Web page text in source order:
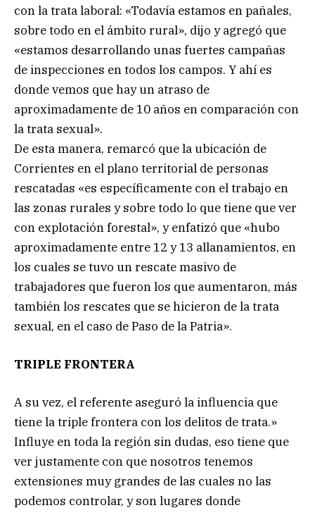
con la trata laboral: «Todavía estamos en pañales,
sobre todo en el ámbito rural», dijo y agregó que
«estamos desarrollando unas fuertes campañas
de inspecciones en todos los campos. Y ahí es
donde vemos que hay un atraso de
aproximadamente de 10 años en comparación con
la trata sexual».
De esta manera, remarcó que la ubicación de
Corrientes en el plano territorial de personas
rescatadas «es específicamente con el trabajo en
las zonas rurales y sobre todo lo que tiene que ver
con explotación forestal», y enfatizó que «hubo
aproximadamente entre 12 y 13 allanamientos, en
los cuales se tuvo un rescate masivo de
trabajadores que fueron los que aumentaron, más
también los rescates que se hicieron de la trata
sexual, en el caso de Paso de la Patria».
TRIPLE FRONTERA
A su vez, el referente aseguró la influencia que
tiene la triple frontera con los delitos de trata.»
Influye en toda la región sin dudas, eso tiene que
ver justamente con que nosotros tenemos
extensiones muy grandes de las cuales no las
podemos controlar, y son lugares donde